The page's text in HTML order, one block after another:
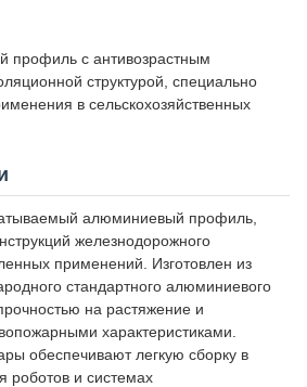
профиль с антивозрастным
структурой, специально
в сельскохозяйственных
алюминиевый профиль,
железнодорожного
применений. Изготовлен из
стандартного алюминиевого
на растяжение и
характеристиками.
обеспечивают легкую сборку в
роботов и системах